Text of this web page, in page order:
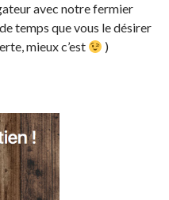
avec notre fermier
temps que vous le désirer
mieux c’est
)